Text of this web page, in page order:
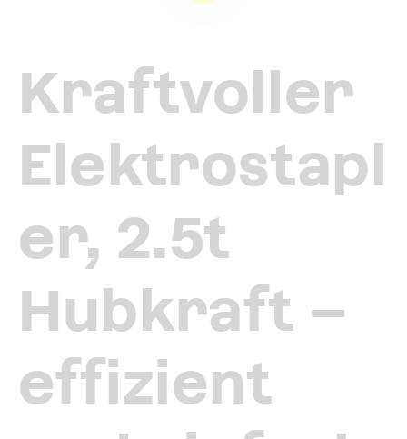
Kraftvoller
Elektrostapl
er, 2.5t
Hubkraft –
effizient